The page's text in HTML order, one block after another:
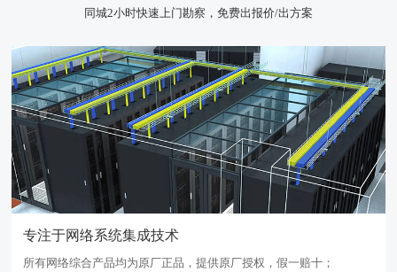
同城2小时快速上门勘察，免费出报价/出方案
专注于网络系统集成技术
所有网络综合产品均为原厂正品，提供原厂授权，假一赔十；